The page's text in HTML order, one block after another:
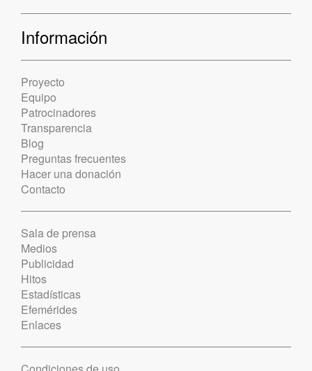
Información
Proyecto
Equipo
Patrocinadores
Transparencia
Blog
Preguntas frecuentes
Hacer una donación
Contacto
Sala de prensa
Medios
Publicidad
Hitos
Estadísticas
Efemérides
Enlaces